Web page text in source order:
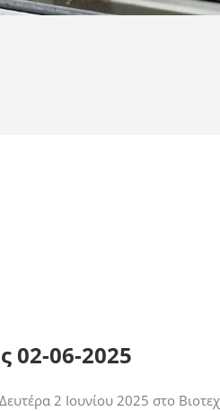
02-06-2025
2 Ιουνίου 2025 στο